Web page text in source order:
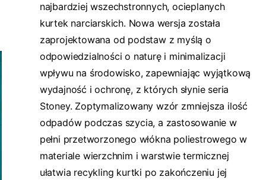
najbardziej wszechstronnych, ocieplanych
kurtek narciarskich. Nowa wersja została
zaprojektowana od podstaw z myślą o
odpowiedzialności o naturę i minimalizacji
wpływu na środowisko, zapewniając wyjątkową
wydajność i ochronę, z których słynie seria
Stoney. Zoptymalizowany wzór zmniejsza ilość
odpadów podczas szycia, a zastosowanie w
pełni przetworzonego włókna poliestrowego w
materiale wierzchnim i warstwie termicznej
ułatwia recykling kurtki po zakończeniu jej